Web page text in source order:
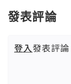
發表評論
登入發表評論